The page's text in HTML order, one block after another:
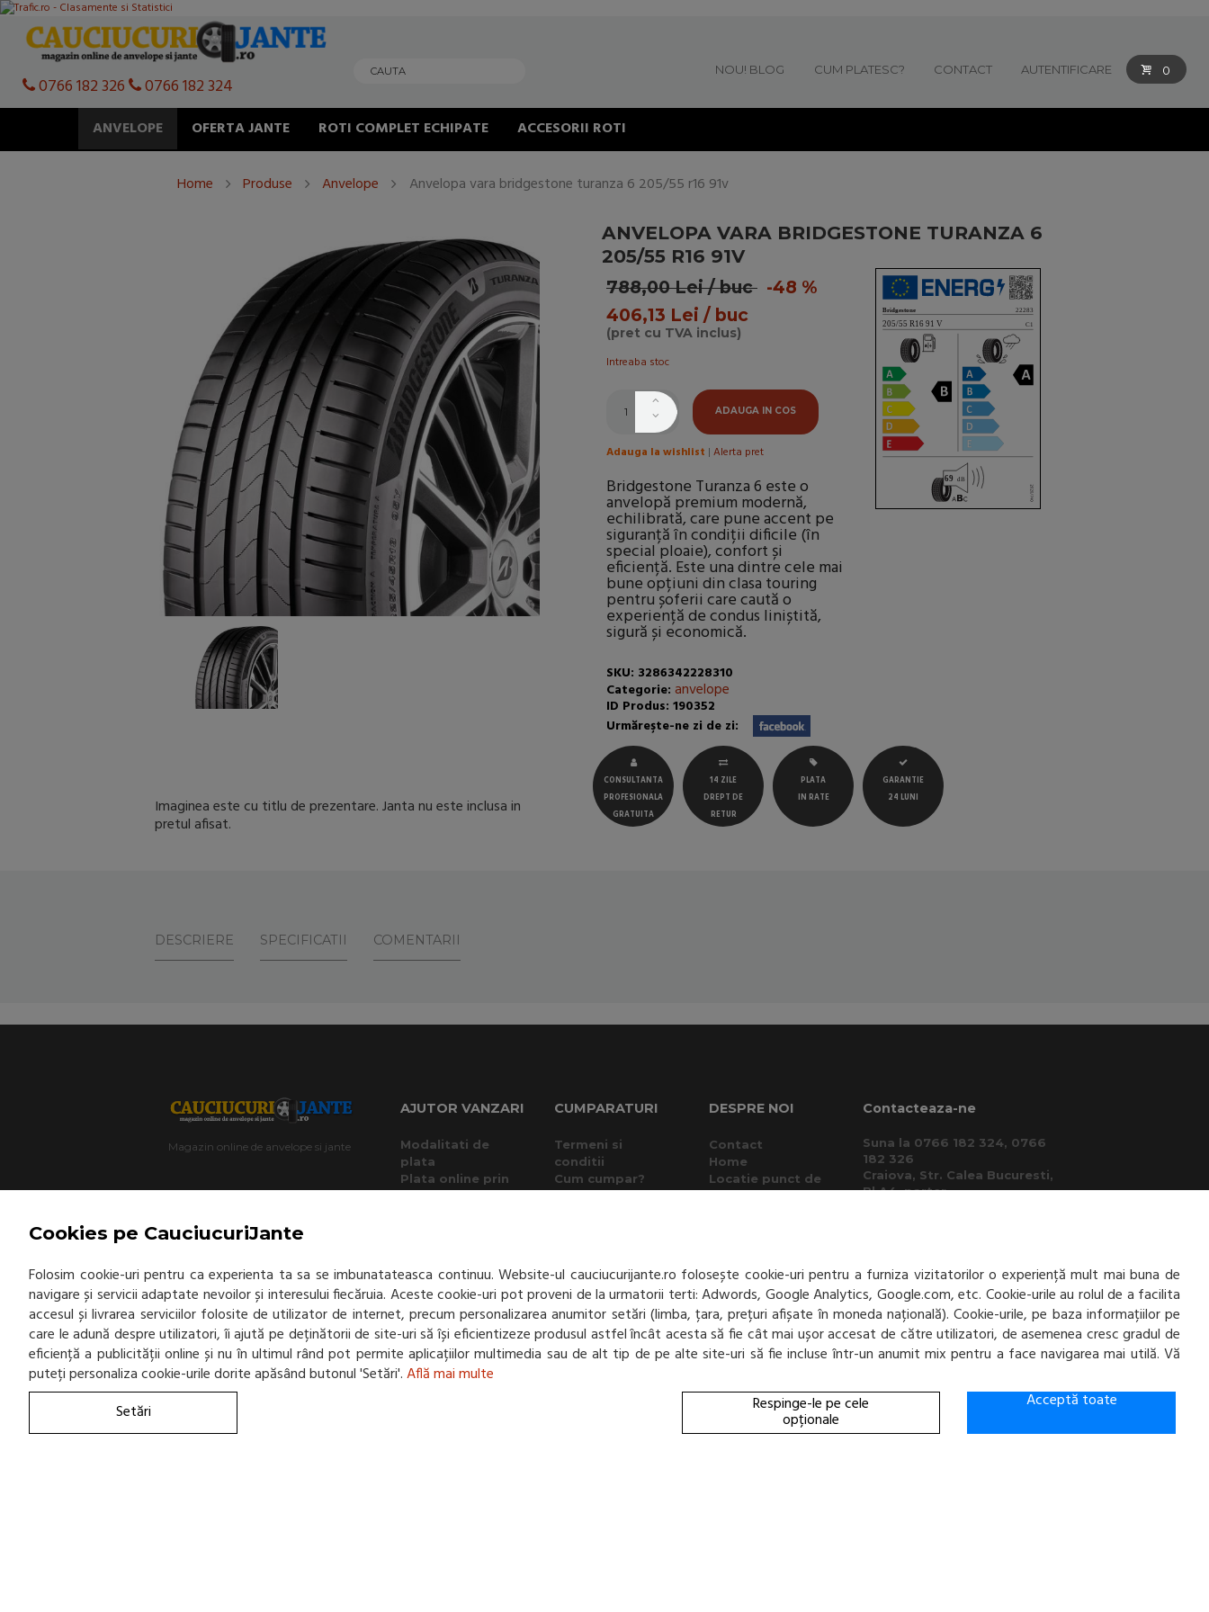
Cookies pe CauciucuriJante
Folosim cookie-uri pentru ca experienta ta sa se imbunatateasca continuu. Website-ul cauciucurijante.ro folosește cookie-uri pentru a furniza vizitatorilor o experiență mult mai buna de
navigare și servicii adaptate nevoilor și interesului fiecăruia. Aceste cookie-uri pot proveni de la urmatorii terti: Adwords, Google Analytics, Google.com, etc. Cookie-urile au rolul de a facilita
accesul și livrarea serviciilor folosite de utilizator de internet, precum personalizarea anumitor setări (limba, țara, prețuri afișate în moneda națională). Cookie-urile, pe baza informațiilor pe
care le adună despre utilizatori, îi ajută pe deținătorii de site-uri să își eficientizeze produsul astfel încât acesta să fie cât mai ușor accesat de către utilizatori, de asemenea cresc gradul de
eficiență a publicității online și nu în ultimul rând pot permite aplicațiilor multimedia sau de alt tip de pe alte site-uri să fie incluse într-un anumit mix pentru a face navigarea mai utilă. Vă
puteți personaliza cookie-urile dorite apăsând butonul 'Setări'.Află mai multe
Setări
Respinge-le pe cele
opționale
Acceptă toate
0766 182 326 0766 182 324
NOU! BLOG CUM PLATESC? CONTACT 0
AUTENTIFICARE
ANVELOPE OFERTA JANTE ROTI COMPLET ECHIPATE ACCESORII ROTI
Home Produse Anvelope Anvelopa vara bridgestone turanza 6 205/55 r16 91v
Imaginea este cu titlu de prezentare. Janta nu este inclusa in
pretul afisat.
ANVELOPA VARA BRIDGESTONE TURANZA 6
205/55 R16 91V
788,00 Lei / buc -48 %
406,13 Lei / buc
(pret cu TVA inclus)
Intreaba stoc
ADAUGA IN COS
Adauga la wishlist | Alerta pret
Bridgestone Turanza 6 este o
anvelopă premium modernă,
echilibrată, care pune accent pe
siguranță în condiții dificile (în
special ploaie), confort și
eficiență. Este una dintre cele mai
bune opțiuni din clasa touring
pentru șoferii care caută o
experiență de condus liniștită,
sigură și economică.
SKU: 3286342228310
Categorie: anvelope
ID Produs: 190352
Urmăreşte-ne zi de zi:
CONSULTANTA
PROFESIONALA
GRATUITA
14 ZILE
DREPT DE
RETUR
PLATA
IN RATE
GARANTIE
24 LUNI
DESCRIERE SPECIFICATII COMENTARII
Magazin online de anvelope si jante
AJUTOR VANZARI
Modalitati de
plata
Plata online prin
CUMPARATURI
Termeni si
conditii
Cum cumpar?
A.N.P.C.
Panou de control
GDPR
DESPRE NOI
Contact
Home
Locatie punct de
Contacteaza-ne
Suna la 0766 182 324, 0766
182 326
Craiova, Str. Calea Bucuresti,
Bl A4, parter